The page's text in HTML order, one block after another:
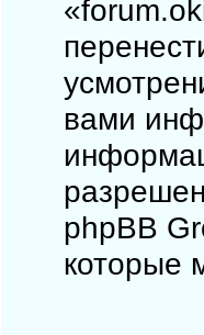
вами
phpBB
которые